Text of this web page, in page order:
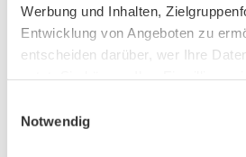
Werbung und Inhalten,
Entwicklung von Angeboten zu
entscheiden darüber, wer Ihre
Trigger Symbol ändern oder
Notwendig